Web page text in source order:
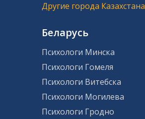
Другие города Казахстана
Беларусь
Психологи Минска
Психологи Гомеля
Психологи Витебска
Психологи Могилева
Психологи Гродно